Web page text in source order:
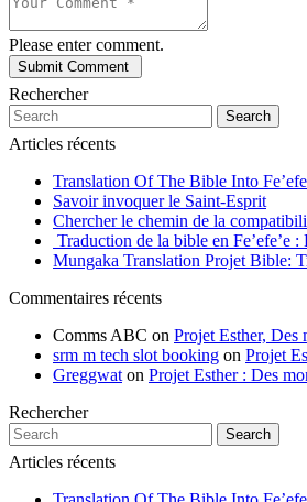
Please enter comment.
Rechercher
Search
Articles récents
Translation Of The Bible Into
Savoir invoquer le Saint-Esprit
Chercher le chemin de la
Traduction de la bible en Fe’efe’e
Mungaka Translation Projet Bible:
Commentaires récents
Comms ABC on Projet Esther, Des
srm m tech slot booking on Projet
Greggwat on Projet Esther : Des
Rechercher
Search
Articles récents